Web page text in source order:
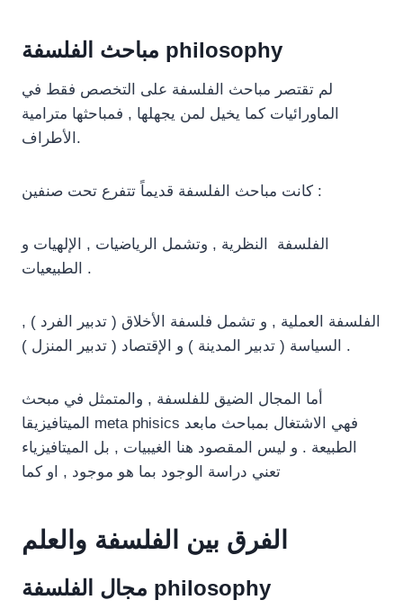
مباحث الفلسفة philosophy
لم تقتصر مباحث الفلسفة على التخصص فقط في
الماورائيات كما يخيل لمن يجهلها , فمباحثها مترامية
الأطراف.
كانت مباحث الفلسفة قديماً تتفرع تحت صنفين :
الفلسفة النظرية , وتشمل الرياضيات , الإلهيات و
الطبيعيات .
الفلسفة العملية , و تشمل فلسفة الأخلاق ( تدبير الفرد ) ,
السياسة ( تدبير المدينة ) و الإقتصاد ( تدبير المنزل ) .
أما المجال الضيق للفلسفة , والمتمثل في مبحث
الميتافيزيقا meta phisics فهي الاشتغال بمباحث مابعد
الطبيعة . و ليس المقصود هنا الغيبيات , بل الميتافيزياء
تعني دراسة الوجود بما هو موجود , او كما
الفرق بين الفلسفة والعلم
مجال الفلسفة philosophy